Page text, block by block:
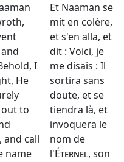
I
He
to
and call
name
Et Naaman se
mit en colère,
et s'en alla, et
dit : Voici, je
me disais : Il
sortira sans
doute, et se
tiendra là, et
invoquera le
nom de
l'Éternel, son